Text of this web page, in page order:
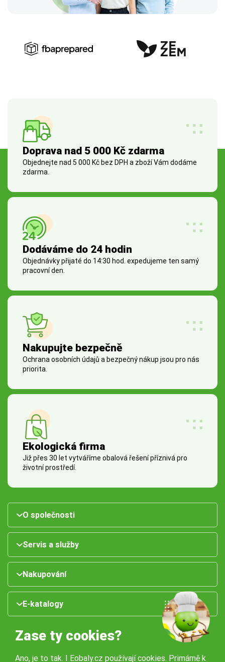
Doprava nad 5 000 Kč zdarma
Objednejte nad 5 000 Kč bez DPH a zboží Vám dodáme
zdarma.
Dodáváme do 24 hodin
Objednávky přijaté do 14:30 hod. expedujeme ten samý
pracovní den.
Nakupujte bezpečně
Ochrana osobních údajů a bezpečný nákup jsou pro nás
priorita.
Ekologická firma
Již přes 30 let vytváříme obalová řešení příznivá pro
životní prostředí.
O společnosti
Servis a služby
Nakupování
E-katalogy
Zase ty cookies?
Ano, je to tak. I Eobaly.cz používají cookies. Primárně k